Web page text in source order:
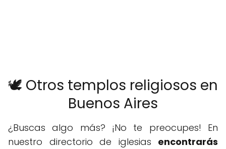
🕊️ Otros templos religiosos en
Buenos Aires
¿Buscas algo más? ¡No te preocupes! En
nuestro directorio de iglesias encontrarás